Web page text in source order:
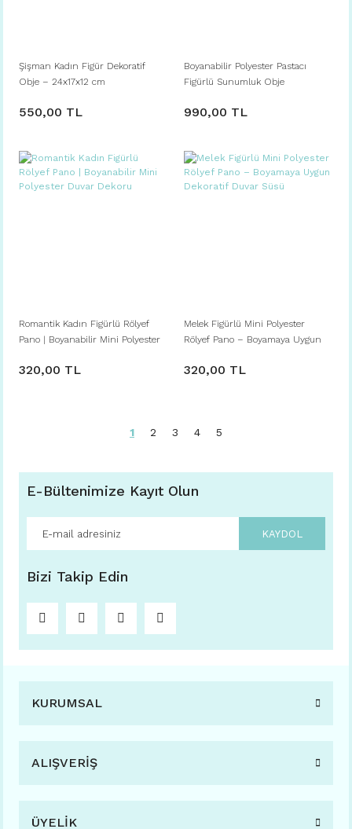
Şişman Kadın Figür Dekoratif
Obje – 24x17x12 cm
550,00 TL
Boyanabilir Polyester Pastacı
Figürlü Sunumluk Obje
990,00 TL
Romantik Kadın Figürlü Rölyef
Pano | Boyanabilir Mini Polyester
320,00 TL
Melek Figürlü Mini Polyester
Rölyef Pano – Boyamaya Uygun
320,00 TL
1 2 3 4 5
E-Bültenimize Kayıt Olun
KAYDOL
Bizi Takip Edin
KURUMSAL
ALIŞVERİŞ
ÜYELİK